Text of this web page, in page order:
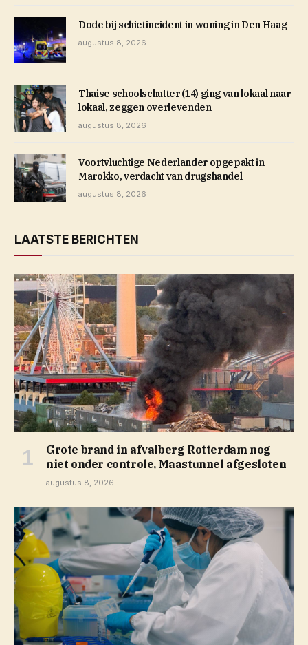
Dode bij schietincident in woning in Den Haag
augustus 8, 2026
Thaise schoolschutter (14) ging van lokaal naar
lokaal, zeggen overlevenden
augustus 8, 2026
Voortvluchtige Nederlander opgepakt in
Marokko, verdacht van drugshandel
augustus 8, 2026
LAATSTE BERICHTEN
Grote brand in afvalberg Rotterdam nog
niet onder controle, Maastunnel afgesloten
augustus 8, 2026